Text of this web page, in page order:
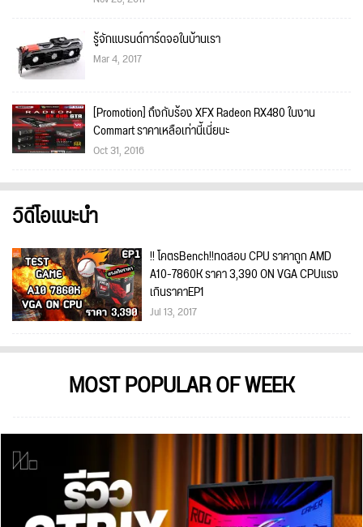
รู้จักแบรนด์การ์ดจอในบ้านเรา
Mar 4, 2017
[Promotion] ถึงกับร้อง XFX Radeon RX480 ในงาน
Commart ราคาเหลือเท่านี้เนี่ยนะ
Oct 31, 2016
วิดีโอแนะนำ
!! โคตรBench!!ทดสอบ CPU ราคาถูก AMD
A10-7860K ราคา 3,390 ON VGA CPUแรง
เกินราคาEP1
Jul 13, 2017
MOST POPULAR OF WEEK